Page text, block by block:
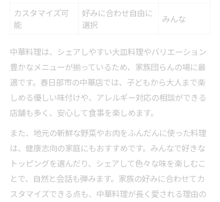
カスタマイズ可
能
好みに合わせ自由に
選択
みんな
中華料理は、シェアしやすい大皿料理やバリエーション
豊かなメニューが揃っているため、家族団らんの場に最
適です。春日部市の中華店では、子どもから大人まで楽
しめる優しい味付けや、アレルギー対応の相談ができる
店舗も多く、安心して食事を楽しめます。
また、地元の新鮮な野菜やお肉をふんだんに使った料理
は、健康志向の家庭にもおすすめです。みんなで好きな
トッピングを選んだり、シェアして色々な味を楽しむこ
とで、自然と会話も弾みます。家族の好みに合わせてカ
スタマイズできる点も、中華料理が長く愛される理由の